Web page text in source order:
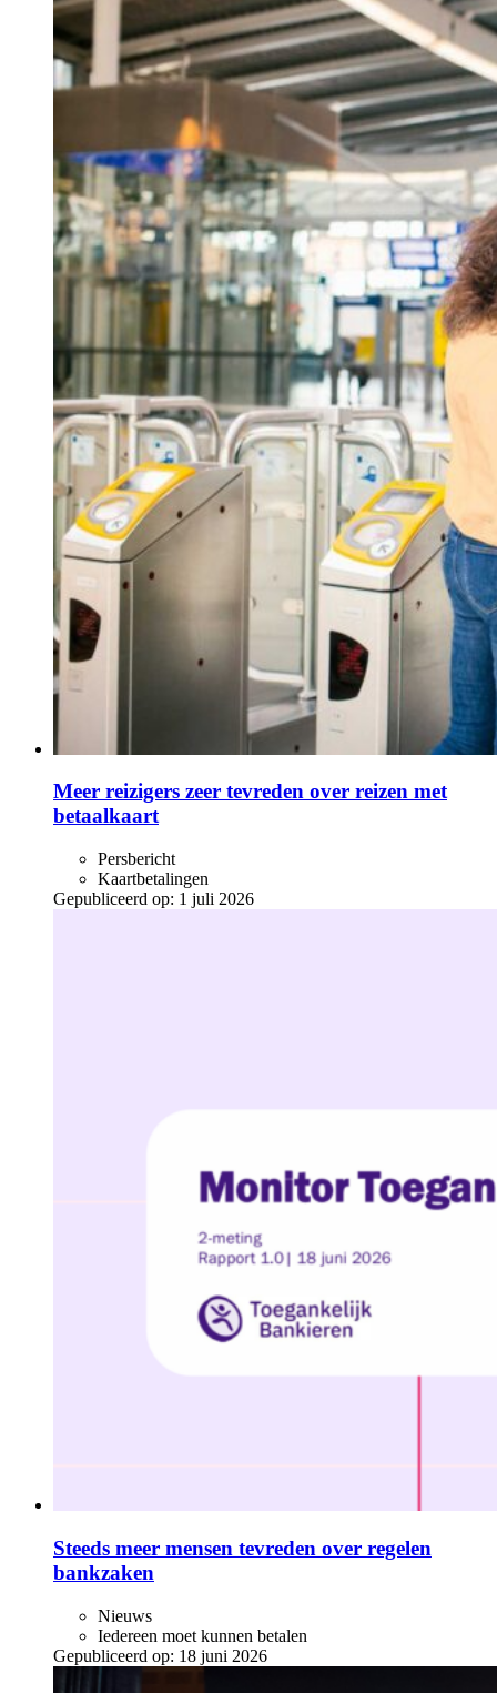
Meer reizigers zeer tevreden over reizen met
betaalkaart
Persbericht
Kaartbetalingen
Gepubliceerd op: 1 juli 2026
Steeds meer mensen tevreden over regelen
bankzaken
Nieuws
Iedereen moet kunnen betalen
Gepubliceerd op: 18 juni 2026